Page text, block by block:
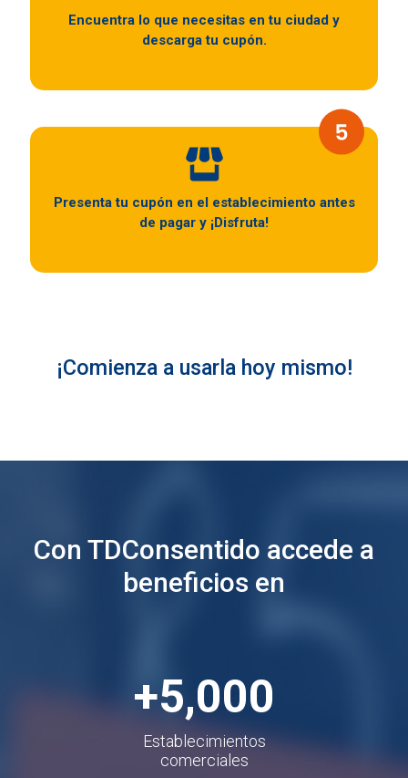
Encuentra lo que necesitas en tu ciudad y
descarga tu cupón.
Presenta tu cupón en el establecimiento antes
de pagar y ¡Disfruta!
¡Comienza a usarla hoy mismo!
Con TDConsentido accede a
beneficios en
+5,000
Establecimientos
comerciales